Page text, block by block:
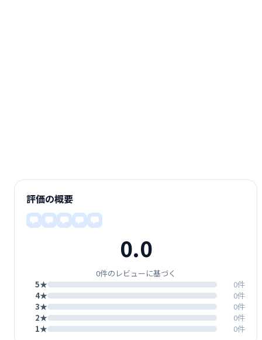
評価の概要
0.0
0件のレビューに基づく
5★
0件
4★
0件
3★
0件
2★
0件
1★
0件